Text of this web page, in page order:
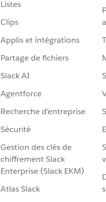
Listes
Clips
Applis et intégrations
Partage de fichiers
Slack AI
Agentforce
Recherche d’entreprise
Sécurité
Gestion des clés de
chiffrement Slack
Enterprise (Slack EKM)
Atlas Slack